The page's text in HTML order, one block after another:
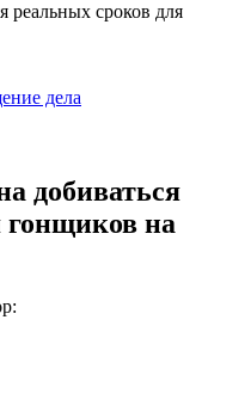
реальных сроков для
дела
добиваться
гонщиков на